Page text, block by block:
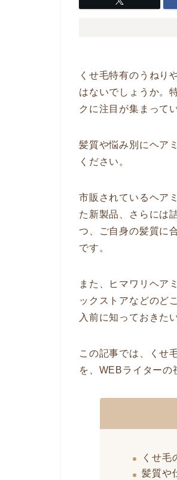
くせ毛特有のうねり
はないでしょうか。
クに注目が集まって
髪質や悩み別にヘア
ください。
市販されているヘア
た新製品、さらには
つ、ご自身の髪質に
です。
また、ヒマワリヘア
ックストアなどのど
入前に知っておきた
この記事では、くせ
を、WEBライターの
くせ毛
髪質や